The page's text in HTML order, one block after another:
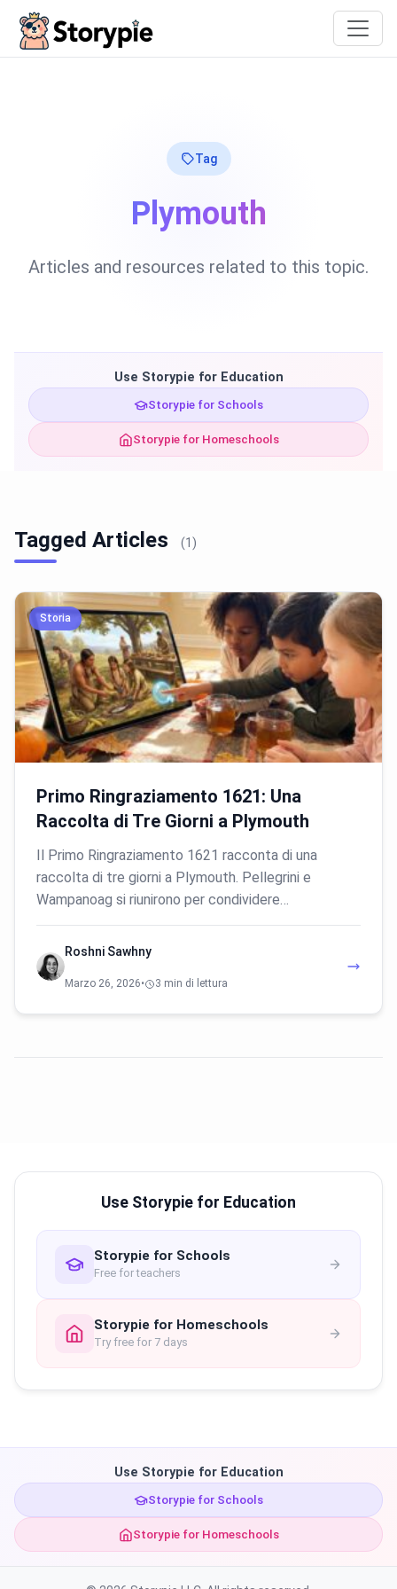
Tag
Plymouth
Articles and resources related to this topic.
Use Storypie for Education
Storypie for Schools
Storypie for Homeschools
Tagged Articles (1)
Storia
Primo Ringraziamento 1621: Una
Raccolta di Tre Giorni a Plymouth
Il Primo Ringraziamento 1621 racconta di una
raccolta di tre giorni a Plymouth. Pellegrini e
Wampanoag si riunirono per condividere…
Roshni Sawhny
Marzo 26, 2026• 3 min di lettura
Use Storypie for Education
Storypie for Schools
Free for teachers
Storypie for Homeschools
Try free for 7 days
Use Storypie for Education
Storypie for Schools
Storypie for Homeschools